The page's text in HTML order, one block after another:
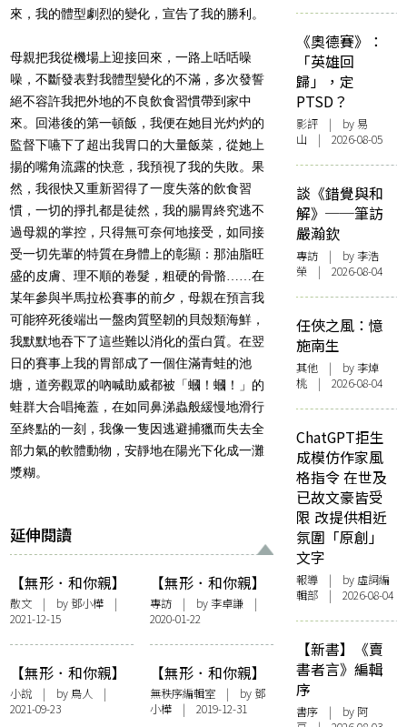
來，我的體型劇烈的變化，宣告了我的勝利。
母親把我從機場上迎接回來，一路上咶咶噪
噪，不斷發表對我體型變化的不滿，多次發誓
絕不容許我把外地的不良飲食習慣帶到家中
來。回港後的第一頓飯，我便在她目光灼灼的
監督下嚥下了超出我胃口的大量飯菜，從她上
揚的嘴角流露的快意，我預視了我的失敗。果
然，我很快又重新習得了一度失落的飲食習
慣，一切的掙扎都是徒然，我的腸胃終究逃不
過母親的掌控，只得無可奈何地接受，如同接
受一切先輩的特質在身體上的彰顯：那油脂旺
盛的皮膚、理不順的卷髮，粗硬的骨骼……在
某年參與半馬拉松賽事的前夕，母親在預言我
可能猝死後端出一盤肉質堅韌的貝殼類海鮮，
我默默地吞下了這些難以消化的蛋白質。在翌
日的賽事上我的胃部成了一個住滿青蛙的池
塘，道旁觀眾的吶喊助威都被「蟈！蟈！」的
蛙群大合唱掩蓋，在如同鼻涕蟲般緩慢地滑行
至終點的一刻，我像一隻因逃避捕獵而失去全
部力氣的軟體動物，安靜地在陽光下化成一灘
漿糊。
延伸閱讀
【無形．和你親】
蝴蝶
散文 | by鄧小樺 |
2021-12-15
【無形．和你親】
筆下角色無數，現
實的兒子始終出乎
意料——訪董啟章
《命子》
專訪| by 李卓謙 |
2020-01-22
【無形．和你親】
反叛
小說 | by 鳥人 |
2021-09-23
【無形．和你親】
前置詞：親，不可
能
無秩序編輯室| by鄧
小樺| 2019-12-31
《奧德賽》：
「英雄回
歸」，定
PTSD？
影評 | by 易
山 | 2026-08-05
談《錯覺與和
解》──筆訪
嚴瀚欽
專訪 | by 李浩
榮 | 2026-08-04
任俠之風：憶
施南生
其他 | by 李焯
桃 | 2026-08-04
ChatGPT拒生
成模仿作家風
格指令 在世及
已故文豪皆受
限 改提供相近
氛圍「原創」
文字
報導 | by 虛詞編
輯部 | 2026-08-04
【新書】《賣
書者言》編輯
序
書序 | by 阿